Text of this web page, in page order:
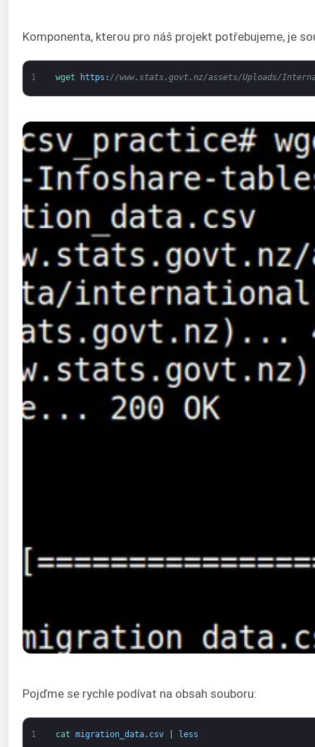
Komponenta, kterou pro náš projekt potřebujeme, je
1 wget https : //www.stats.govt.nz/assets/Uploads/
Pojďme se rychle podívat na obsah souboru:
1 cat migration_data. csv less